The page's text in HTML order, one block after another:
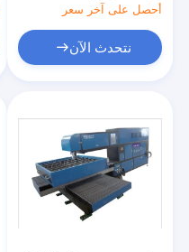
أحصل على آخر سعر
نتحدث الآن